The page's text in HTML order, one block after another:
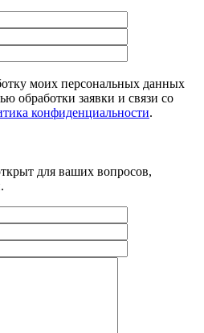
моих персональных данных
обработки заявки и связи со
конфиденциальности.
для ваших вопросов,